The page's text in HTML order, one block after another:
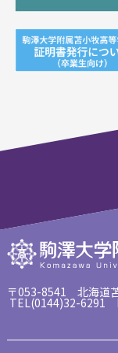
〒053-8541 北海道
TEL(0144)32-6291